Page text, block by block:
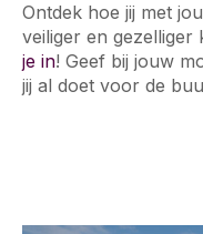
Ontdek hoe jij met
veiliger en gezelliger
je in! Geef bij jouw
jij al doet voor de